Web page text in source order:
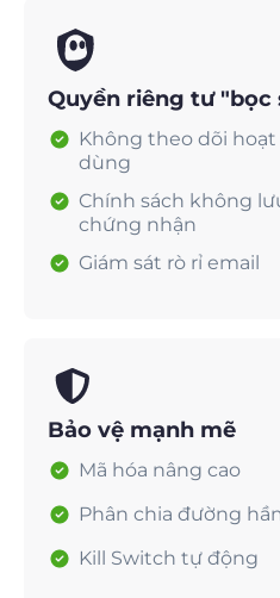
Quyền riêng tư "bọc
Không theo dõi
dùng
Chính sách không
chứng nhận
Giám sát rò rỉ email
Bảo vệ mạnh mẽ
Mã hóa nâng cao
Phân chia đường
Kill Switch tự động